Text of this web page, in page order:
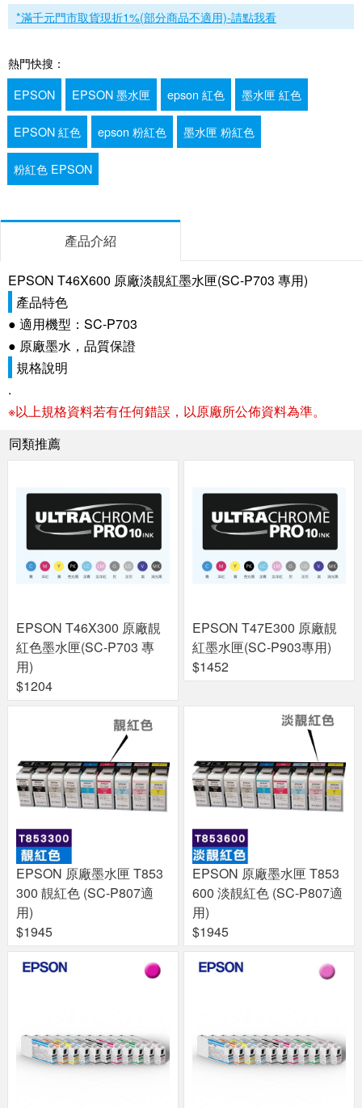
*滿千元門市取貨現折1%(部分商品不適用)-請點我看
熱門快搜：
EPSON
EPSON 墨水匣 epson 紅色 墨水匣 紅色
EPSON 紅色 epson 粉紅色 墨水匣 粉紅色
粉紅色 EPSON
產品介紹
EPSON T46X600 原廠淡靚紅墨水匣(SC-P703 專用)
產品特色
● 適用機型：SC-P703
● 原廠墨水，品質保證
規格說明
.
※以上規格資料若有任何錯誤，以原廠所公佈資料為準。
同類推薦
EPSON T46X300 原廠靚
紅色墨水匣(SC-P703 專
用)
$1204
EPSON T47E300 原廠靚
紅墨水匣(SC-P903專用)
$1452
EPSON 原廠墨水匣 T853
300 靚紅色 (SC-P807適
用)
$1945
EPSON 原廠墨水匣 T853
600 淡靚紅色 (SC-P807適
用)
$1945